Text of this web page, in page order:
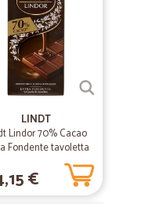
dopo l'ordine online.
10/01/2021
dei prodotti è
LINDT
Lindor 70% Cacao
Fondente tavoletta
€